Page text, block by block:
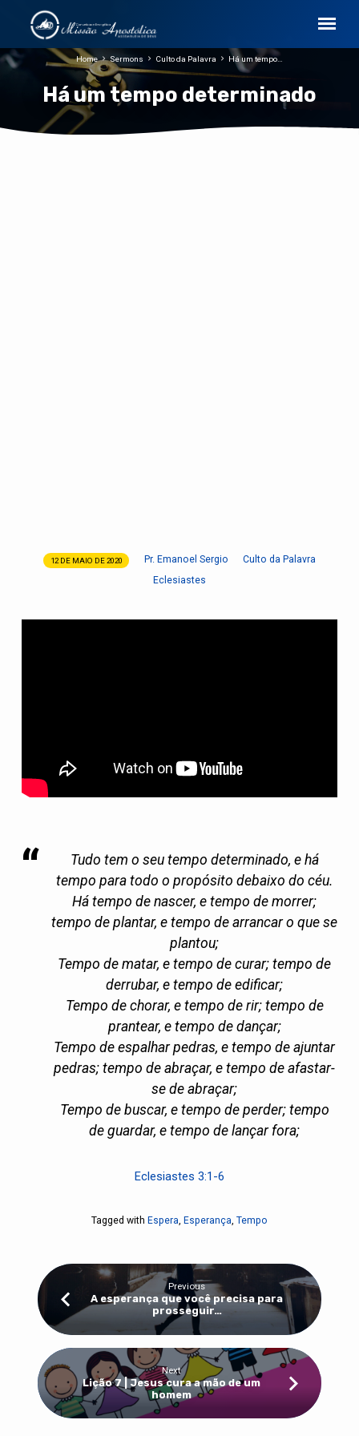
Há um tempo determinado
Home Sermons Culto da Palavra Há um tempo…
12 DE MAIO DE 2020 Pr. Emanoel Sergio
Culto da Palavra
Eclesiastes
Tudo tem o seu tempo determinado, e há
tempo para todo o propósito debaixo do céu.
Há tempo de nascer, e tempo de morrer;
tempo de plantar, e tempo de arrancar o que se
plantou;
Tempo de matar, e tempo de curar; tempo de
derrubar, e tempo de edificar;
Tempo de chorar, e tempo de rir; tempo de
prantear, e tempo de dançar;
Tempo de espalhar pedras, e tempo de ajuntar
pedras; tempo de abraçar, e tempo de afastar-
se de abraçar;
Tempo de buscar, e tempo de perder; tempo
de guardar, e tempo de lançar fora;
Eclesiastes 3:1-6
Tagged with Espera, Esperança, Tempo
Previous
A esperança que você precisa para
prosseguir…
Next
Lição 7 | Jesus cura a mão de um
homem